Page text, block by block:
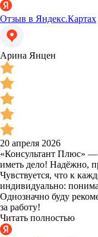
Отзыв в Яндекс.Картах
Арина Янцен
20 апреля 2026
«Консультант Плюс» —
иметь дело! Надёжно,
Чувствуется, что к
индивидуально:
Однозначно буду
за работу!
Читать полностью